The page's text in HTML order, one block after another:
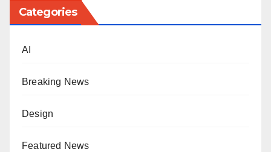
Categories
AI
Breaking News
Design
Featured News